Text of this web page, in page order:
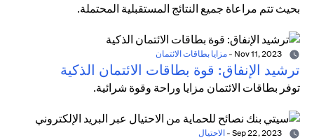
بحيث تتم مراعاة جميع النتائج المستقبلية المحتملة.
- مزايا بطاقات الائتمان
ترشيد الإنفاق: قوة بطاقات الائتمان الذكية
توفر بطاقات الائتمان مزايا وراحة وقوة شرائية.
- الاحتيال